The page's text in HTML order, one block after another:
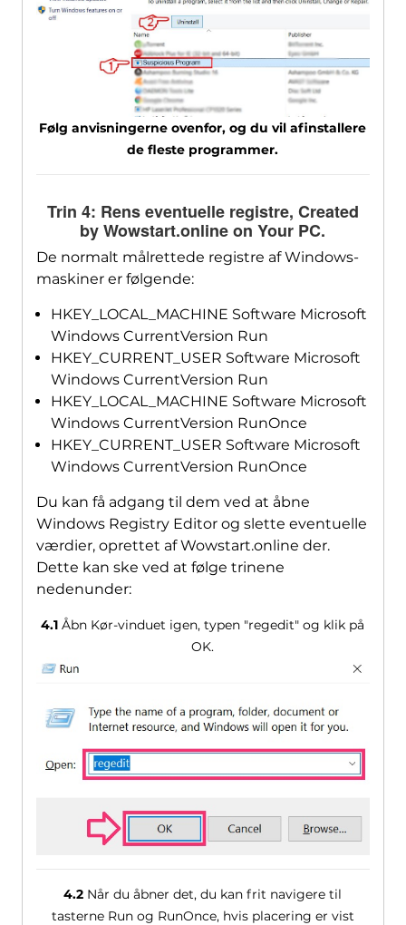
Følg anvisningerne ovenfor, og du vil afinstallere
de fleste programmer.
Trin 4: Rens eventuelle registre, Created
by Wowstart.online on Your PC.
De normalt målrettede registre af Windows-
maskiner er følgende:
HKEY_LOCAL_MACHINE Software Microsoft
Windows CurrentVersion Run
HKEY_CURRENT_USER Software Microsoft
Windows CurrentVersion Run
HKEY_LOCAL_MACHINE Software Microsoft
Windows CurrentVersion RunOnce
HKEY_CURRENT_USER Software Microsoft
Windows CurrentVersion RunOnce
Du kan få adgang til dem ved at åbne
Windows Registry Editor og slette eventuelle
værdier, oprettet af Wowstart.online der.
Dette kan ske ved at følge trinene
nedenunder:
4.1 Åbn Kør-vinduet igen, typen "regedit" og klik på
OK.
4.2 Når du åbner det, du kan frit navigere til
tasterne Run og RunOnce, hvis placering er vist